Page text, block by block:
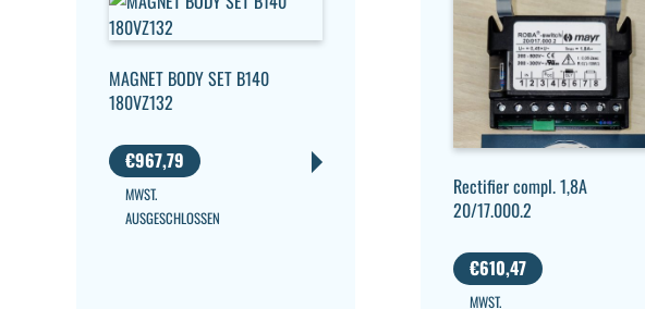
MAGNET BODY SET B140
180VZ132
€967,79
MWST.
AUSGESCHLOSSEN
Rectifier compl. 1,8A
20/17.000.2
€610,47
MWST.